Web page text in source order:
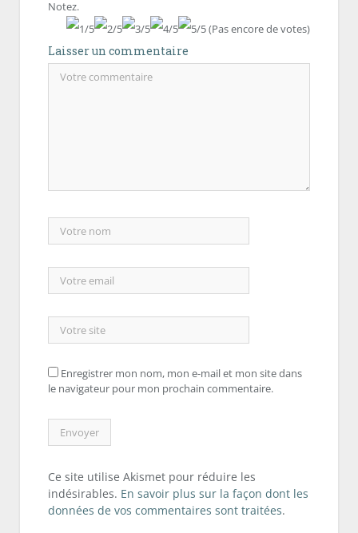
Notez.
(Pas encore de votes)
Laisser un commentaire
Enregistrer mon nom, mon e-mail et mon site dans
le navigateur pour mon prochain commentaire.
Ce site utilise Akismet pour réduire les
indésirables. En savoir plus sur la façon dont les
données de vos commentaires sont traitées.